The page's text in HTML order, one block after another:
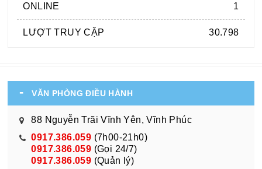
ONLINE 1
LƯỢT TRUY CẬP 30.798
VĂN PHÒNG ĐIỀU HÀNH
88 Nguyễn Trãi Vĩnh Yên, Vĩnh Phúc
0917.386.059 (7h00-21h0)
0917.386.059 (Gọi 24/7)
0917.386.059 (Quản lý)